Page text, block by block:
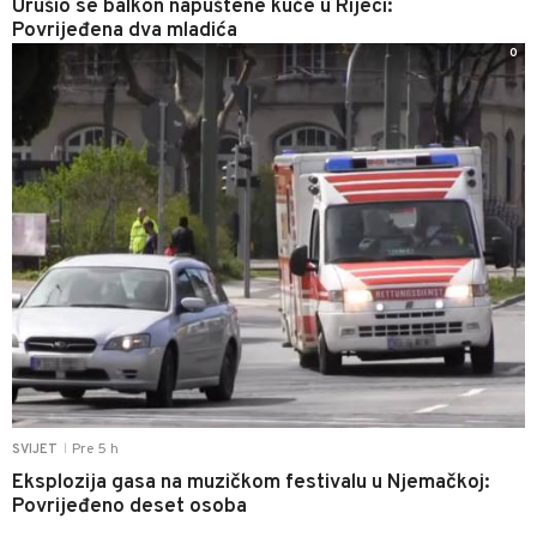
Urušio se balkon napuštene kuće u Rijeci:
Povrijeđena dva mladića
SVIJET Pre 5 h
Eksplozija gasa na muzičkom festivalu u Njemačkoj:
Povrijeđeno deset osoba
0